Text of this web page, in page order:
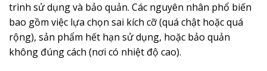
trình sử dụng và bảo quản. Các nguyên nhân phổ biến
bao gồm việc lựa chọn sai kích cỡ (quá chật hoặc quá
rộng), sản phẩm hết hạn sử dụng, hoặc bảo quản
không đúng cách (nơi có nhiệt độ cao).